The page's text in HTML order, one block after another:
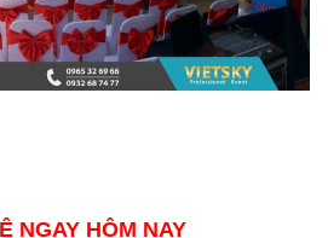
NGAY HÔM NAY